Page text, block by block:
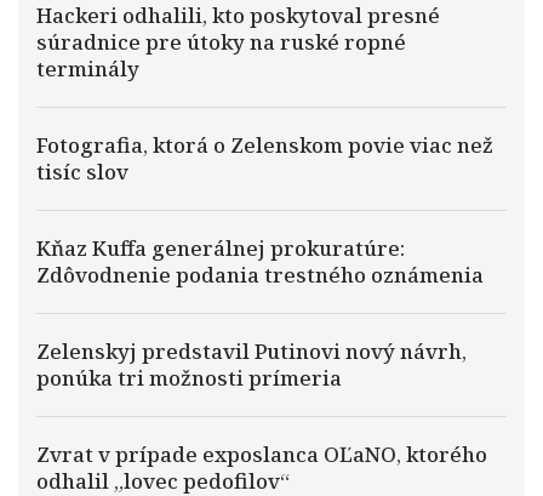
Hackeri odhalili, kto poskytoval presné
súradnice pre útoky na ruské ropné
terminály
Fotografia, ktorá o Zelenskom povie viac než
tisíc slov
Kňaz Kuffa generálnej prokuratúre:
Zdôvodnenie podania trestného oznámenia
Zelenskyj predstavil Putinovi nový návrh,
ponúka tri možnosti prímeria
Zvrat v prípade exposlanca OĽaNO, ktorého
odhalil „lovec pedofilov“